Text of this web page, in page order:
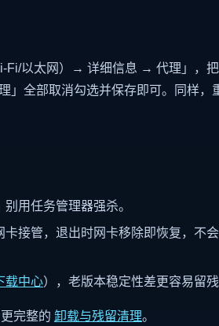
以太网）→ 详细信息 → 代理」，把
」全部取消勾选并保存即可。同样
用任务管理器强杀。
卡接管，退出时网卡移除即恢复，不
载中心），老版本稳定性差更容易留残
完整的 卸载与残留清理。